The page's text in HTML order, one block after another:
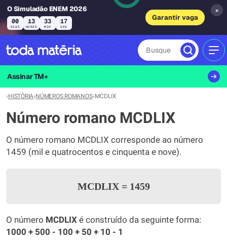
O Simuladão ENEM 2026
00
DIAS
13
HORAS
33
MIN
17
SEG
Garantir vaga
×
Busque
Assinar TM+
›HISTÓRIA›NÚMEROS ROMANOS›MCDLIX
Número romano MCDLIX
O número romano MCDLIX corresponde ao número
1459 (mil e quatrocentos e cinquenta e nove).
MCDLIX =1459
O número MCDLIX é construído da seguinte forma:
1000 + 500 - 100 + 50 + 10 - 1